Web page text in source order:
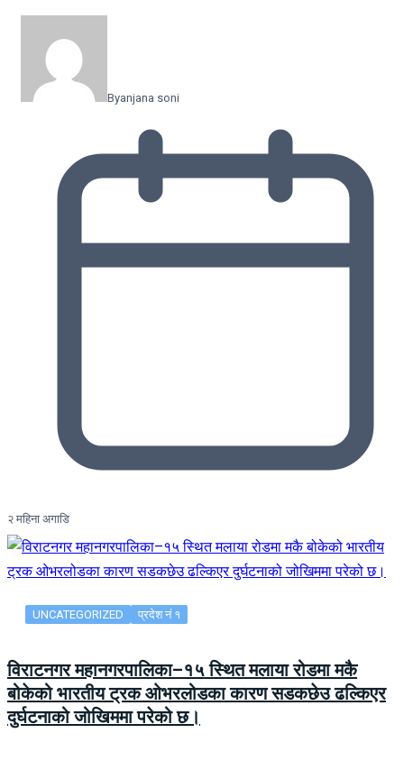
Byanjana soni
२ महिना अगाडि
UNCATEGORIZED प्रदेश नं १
विराटनगर महानगरपालिका–१५ स्थित मलाया रोडमा मकै
बोकेको भारतीय ट्रक ओभरलोडका कारण सडकछेउ ढल्किएर
दुर्घटनाको जोखिममा परेको छ।